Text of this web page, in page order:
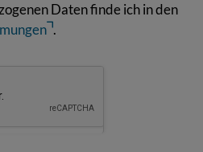
Daten finde ich in den